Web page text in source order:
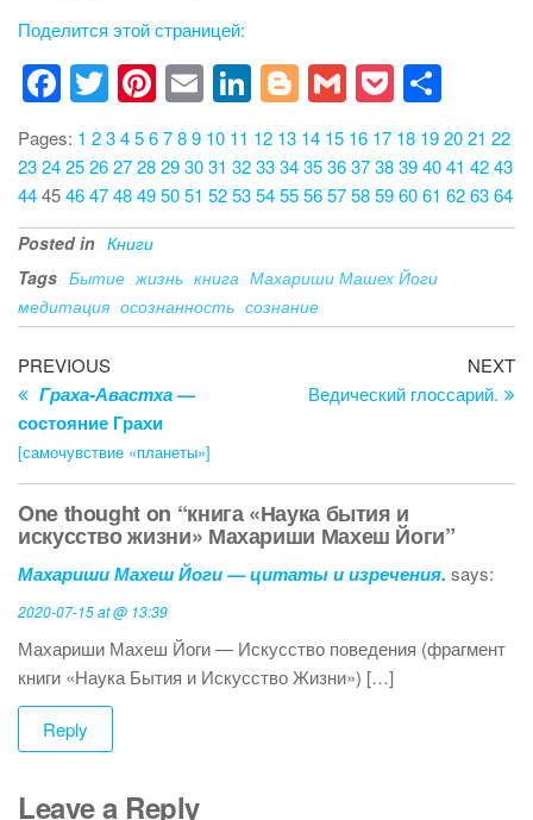
Поделится этой страницей:
F
a
c
e
b
o
o
k
T
wi
tt
er
Pi
nt
er
e
st
E
m
ail
Li
n
k
e
dI
n
Bl
o
g
g
er
G
m
ail
P
o
ck
et
h
ar
e
Pages: 1 23456789 10 11 12 13 14 15 16 17 18 192021 22
232425262728293031 32333435363738394041 4243
4445464748495051 52535455565758596061 626364
Posted in Книги
Tags Бытие жизнь книга Махариши Машех Йоги
медитация осознанность сознание
Post
navigation
Previous
Post
PREVIOUS
Граха-Авастха—
состояние Грахи
[самочувствие «планеты»]
NEXT
Ведический глоссарий.
One thought on “книга «Наука бытия и
искусство жизни» Махариши Махеш Йоги”
Махариши Махеш Йоги — цитаты и изречения. says:
2020-07-15 at @ 13:39
Махариши Махеш Йоги — Искусство поведения (фрагмент
книги «Наука Бытия и Искусство Жизни») […]
Reply
Leave a Reply